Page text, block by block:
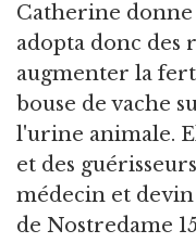
Catherine
adopta donc des
augmenter la
bouse de vache
l'urine animale.
et des
médecin et
de Nostredame